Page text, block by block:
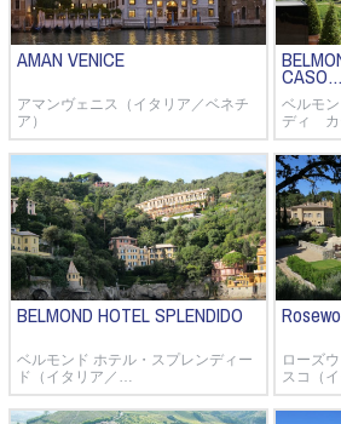
AMAN VENICE
アマンヴェニス（イタリア／ベネチ
ア）
CASO…
ベルモ
ディ カ
BELMOND HOTEL SPLENDIDO
ベルモンド ホテル・スプレンディー
ド（イタリア／…
ローズ
スコ（